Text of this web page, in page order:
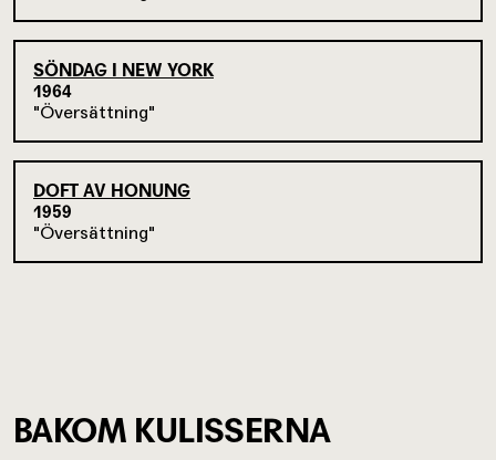
SÖNDAG I NEW YORK
1964
Översättning
DOFT AV HONUNG
1959
Översättning
BAKOM KULISSERNA